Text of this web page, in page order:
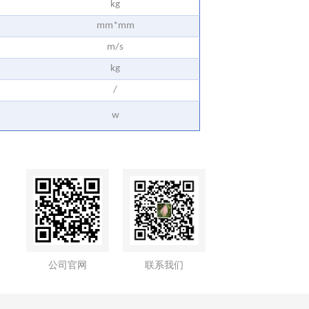
kg
mm*mm
m/s
kg
/
w
公司官网 联系我们